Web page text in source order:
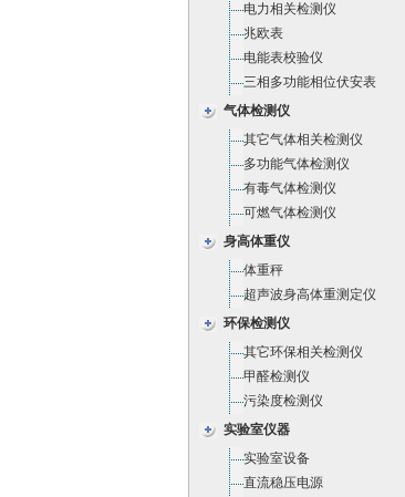
电力相关检测仪
兆欧表
电能表校验仪
三相多功能相位伏安表
气体检测仪
其它气体相关检测仪
多功能气体检测仪
有毒气体检测仪
可燃气体检测仪
身高体重仪
体重秤
超声波身高体重测定仪
环保检测仪
其它环保相关检测仪
甲醛检测仪
污染度检测仪
实验室仪器
实验室设备
直流稳压电源